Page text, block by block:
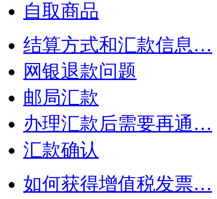
自取商品
结算方式和汇款信息…
网银退款问题
邮局汇款
办理汇款后需要再通…
汇款确认
如何获得增值税发票…